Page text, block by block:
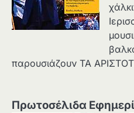
παρουσιάζουν ΤΑ
Πρωτοσέλιδα